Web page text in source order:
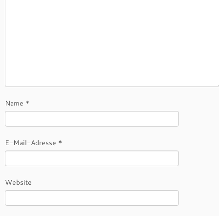
Name *
E-Mail-Adresse *
Website